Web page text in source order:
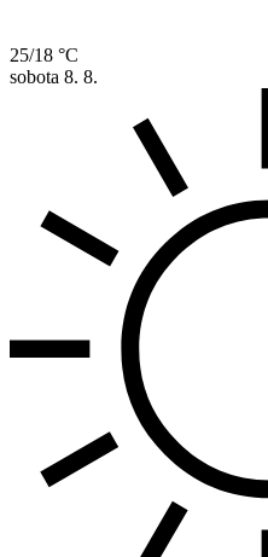
25/18 °C
sobota 8. 8.